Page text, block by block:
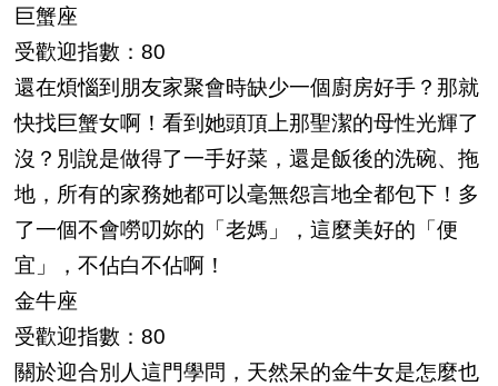
巨蟹座
受歡迎指數：80
還在煩惱到朋友家聚會時缺少一個廚房好手？那就
快找巨蟹女啊！看到她頭頂上那聖潔的母性光輝了
沒？別說是做得了一手好菜，還是飯後的洗碗、拖
地，所有的家務她都可以毫無怨言地全都包下！多
了一個不會嘮叨妳的「老媽」，這麼美好的「便
宜」，不佔白不佔啊！
金牛座
受歡迎指數：80
關於迎合別人這門學問，天然呆的金牛女是怎麼也